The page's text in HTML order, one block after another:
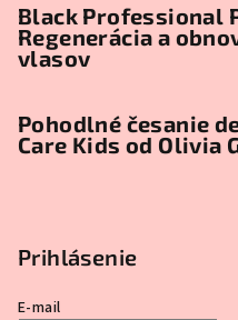
Black Professional
Regenerácia a
vlasov
Pohodlné česanie
Care Kids od Olivia
Prihlásenie
E-mail